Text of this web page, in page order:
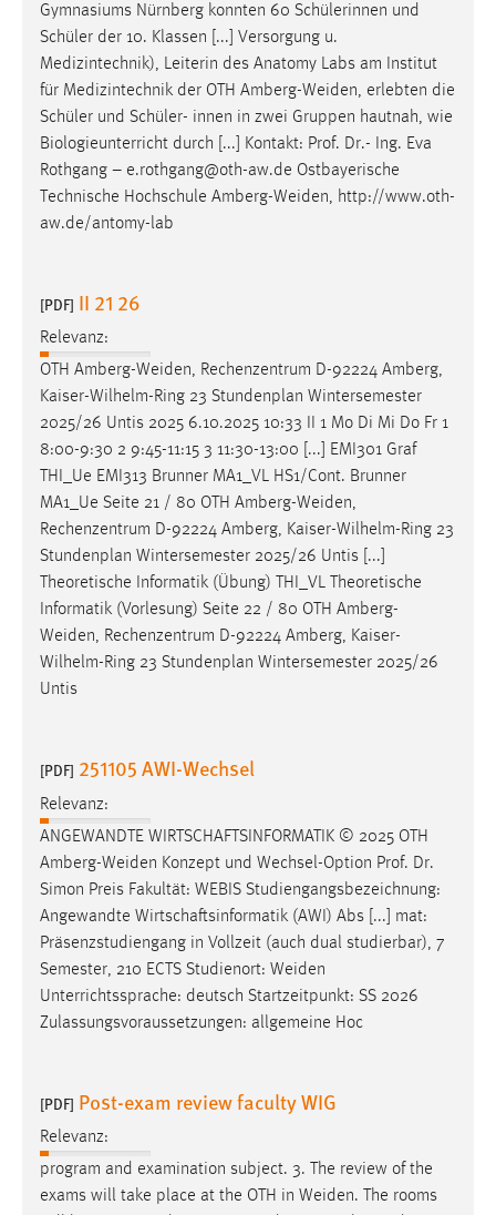
Gymnasiums Nürnberg konnten 60 Schülerinnen und
Schüler der 10. Klassen [...] Versorgung u.
Medizintechnik), Leiterin des Anatomy Labs am Institut
für Medizintechnik der OTH Amberg-Weiden, erlebten die
Schüler und Schüler- innen in zwei Gruppen hautnah, wie
Biologieunterricht durch [...] Kontakt: Prof. Dr.- Ing. Eva
Rothgang – e.rothgang@oth-aw.de Ostbayerische
Technische Hochschule Amberg-Weiden, http://www.oth-
aw.de/antomy-lab
[PDF] II 21 26
Relevanz:
OTH Amberg-Weiden, Rechenzentrum D-92224 Amberg,
Kaiser-Wilhelm-Ring 23 Stundenplan Wintersemester
2025/26 Untis 2025 6.10.2025 10:33 II 1 Mo Di Mi Do Fr 1
8:00-9:30 2 9:45-11:15 3 11:30-13:00 [...] EMI301 Graf
THI_Ue EMI313 Brunner MA1_VL HS1/Cont. Brunner
MA1_Ue Seite 21 / 80 OTH Amberg-Weiden,
Rechenzentrum D-92224 Amberg, Kaiser-Wilhelm-Ring 23
Stundenplan Wintersemester 2025/26 Untis [...]
Theoretische Informatik (Übung) THI_VL Theoretische
Informatik (Vorlesung) Seite 22 / 80 OTH Amberg-
Weiden, Rechenzentrum D-92224 Amberg, Kaiser-
Wilhelm-Ring 23 Stundenplan Wintersemester 2025/26
Untis
[PDF] 251105 AWI-Wechsel
Relevanz:
ANGEWANDTE WIRTSCHAFTSINFORMATIK © 2025 OTH
Amberg-Weiden Konzept und Wechsel-Option Prof. Dr.
Simon Preis Fakultät: WEBIS Studiengangsbezeichnung:
Angewandte Wirtschaftsinformatik (AWI) Abs [...] mat:
Präsenzstudiengang in Vollzeit (auch dual studierbar), 7
Semester, 210 ECTS Studienort: Weiden
Unterrichtssprache: deutsch Startzeitpunkt: SS 2026
Zulassungsvoraussetzungen: allgemeine Hoc
[PDF] Post-exam review faculty WIG
Relevanz:
program and examination subject. 3. The review of the
exams will take place at the OTH in Weiden. The rooms